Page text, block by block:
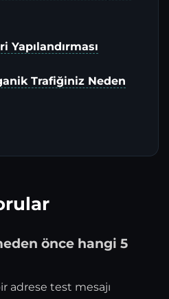
Yapılandırması
Trafiğiniz Neden
önce hangi 5
adrese test mesajı